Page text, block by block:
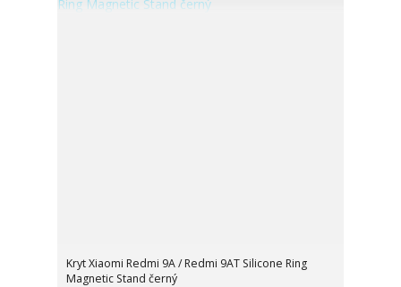
Kryt Xiaomi Redmi 9A / Redmi 9AT Silicone Ring
Magnetic Stand černý